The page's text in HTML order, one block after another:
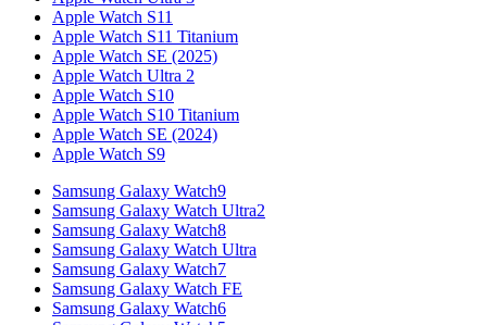
Apple Watch S11
Apple Watch S11 Titanium
Apple Watch SE (2025)
Apple Watch Ultra 2
Apple Watch S10
Apple Watch S10 Titanium
Apple Watch SE (2024)
Apple Watch S9
Samsung Galaxy Watch9
Samsung Galaxy Watch Ultra2
Samsung Galaxy Watch8
Samsung Galaxy Watch Ultra
Samsung Galaxy Watch7
Samsung Galaxy Watch FE
Samsung Galaxy Watch6